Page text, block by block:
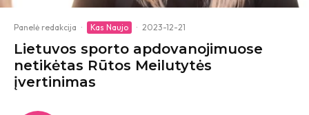
Panelė redakcija · Kas Naujo · 2023-12-21
Lietuvos sporto apdovanojimuose
netikėtas Rūtos Meilutytės
įvertinimas